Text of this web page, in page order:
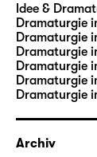
Idee &
Dramaturgie
Dramaturgie
Dramaturgie
Dramaturgie
Dramaturgie
Dramaturgie
Archiv